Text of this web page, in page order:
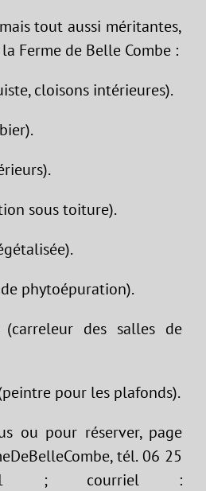
tout aussi méritantes,
Ferme de Belle Combe :
cloisons intérieures).
sous toiture).
phytoépuration).
(carreleur des salles de
pour les plafonds).
ou pour réserver, page
tél. 06 25
; courriel :